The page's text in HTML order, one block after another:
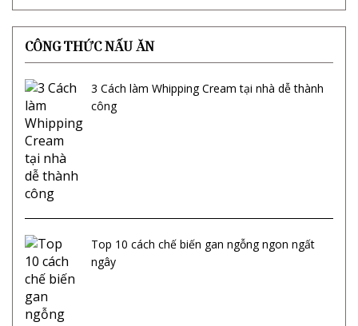
CÔNG THỨC NẤU ĂN
3 Cách làm Whipping Cream tại nhà dễ thành
công
Top 10 cách chế biến gan ngỗng ngon ngất
ngây